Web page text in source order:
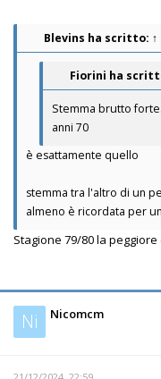
Blevins ha scritto: ↑
Fiorini ha
Stemma brutto
anni 70
è esattamente quello
stemma tra l'altro di un
almeno è ricordata per
Stagione 79/80 la
Ni Nicomcm